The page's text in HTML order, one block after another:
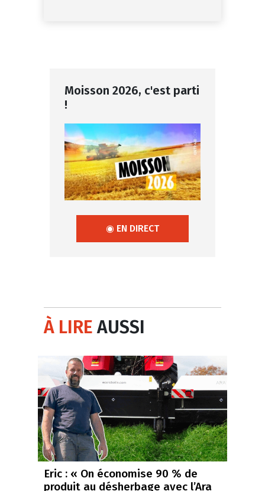
Moisson 2026, c'est parti
!
◉ EN DIRECT
À LIREAUSSI
Eric : « On économise 90 % de
produit au désherbage avec l’Ara